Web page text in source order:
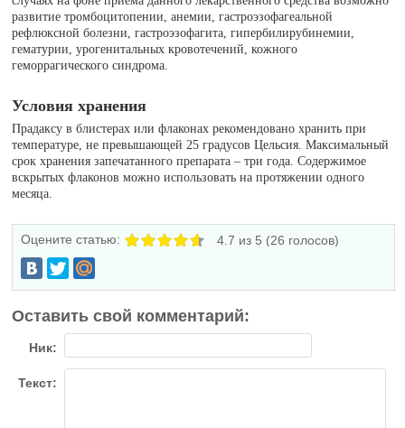
развитие тромбоцитопении, анемии, гастроэзофагеальной
рефлюксной болезни, гастроэзофагита, гипербилирубинемии,
гематурии, урогенитальных кровотечений, кожного
геморрагического синдрома.
Условия хранения
Прадаксу в блистерах или флаконах рекомендовано хранить при
температуре, не превышающей 25 градусов Цельсия. Максимальный
срок хранения запечатанного препарата – три года. Содержимое
вскрытых флаконов можно использовать на протяжении одного
месяца.
Оцените статью: 4.7 из 5 (26 голосов)
Оставить свой комментарий:
Ник:
Текст: